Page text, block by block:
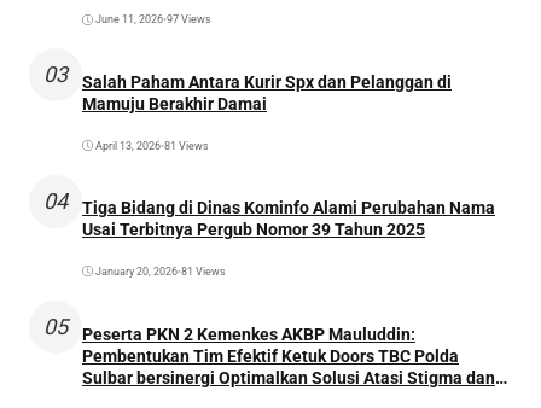
June 11, 2026•97 Views
03
Salah Paham Antara Kurir Spx dan Pelanggan di
Mamuju Berakhir Damai
April 13, 2026•81 Views
04
Tiga Bidang di Dinas Kominfo Alami Perubahan Nama
Usai Terbitnya Pergub Nomor 39 Tahun 2025
January 20, 2026•81 Views
05
Peserta PKN 2 Kemenkes AKBP Mauluddin:
Pembentukan Tim Efektif Ketuk Doors TBC Polda
Sulbar bersinergi Optimalkan Solusi Atasi Stigma dan